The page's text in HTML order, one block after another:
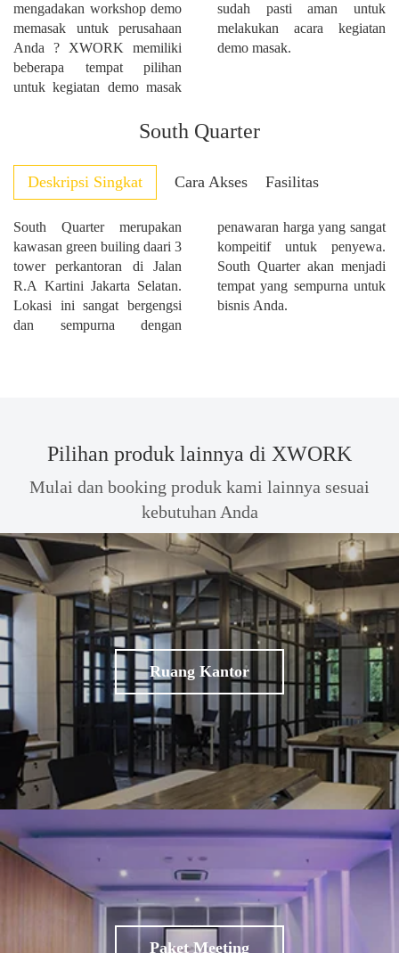
mengadakan workshop demo
memasak untuk perusahaan
Anda ? XWORK memiliki
beberapa tempat pilihan
untuk kegiatan demo masak
sudah pasti aman untuk
melakukan acara kegiatan
demo masak.
South Quarter
Deskripsi Singkat Cara Akses Fasilitas
South Quarter merupakan
kawasan green builing daari 3
tower perkantoran di Jalan
R.A Kartini Jakarta Selatan.
Lokasi ini sangat bergengsi
dan sempurna dengan
penawaran harga yang sangat
kompeitif untuk penyewa.
South Quarter akan menjadi
tempat yang sempurna untuk
bisnis Anda.
Pilihan produk lainnya di XWORK
Mulai dan booking produk kami lainnya sesuai
kebutuhan Anda
Ruang Kantor
Paket Meeting